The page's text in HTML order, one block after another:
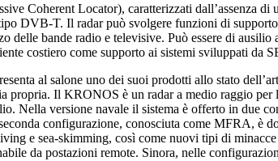
Coherent Locator), caratterizzati dall’assenza
DVB-T. Il radar può svolgere funzioni di
delle bande radio e televisive. Può essere di
costiero come supporto ai sistemi sviluppati
al salone uno dei suoi prodotti allo stato
Il KRONOS è un radar a medio raggio per
Nella versione navale il sistema è offerto in due
configurazione, conosciuta come MFRA, è
e sea-skimming, così come nuovi tipi di
da postazioni remote. Sinora, nelle